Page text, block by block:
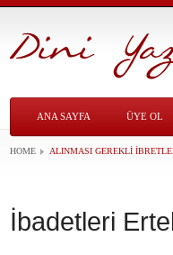
ANA SAYFA ÜYE OL
HOME ALINMASI GEREKLI
İbadetleri